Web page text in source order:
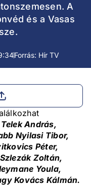
A
és a Vasas
Forrás: Hír TV
András,
Nyilasi Tibor,
Péter,
Zoltán,
Youla,
Kovács Kálmán.